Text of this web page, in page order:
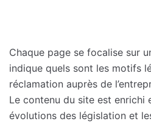
Chaque page se focalise sur
indique quels sont les motifs
réclamation auprès de
Le contenu du site est enrichi
évolutions des législation et